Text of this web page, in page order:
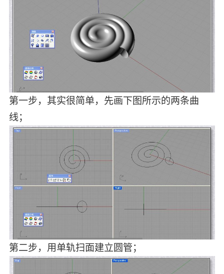
第一步，其实很简单，先画下图所示的两条曲
线；
第二步，用单轨扫面建立圆管；